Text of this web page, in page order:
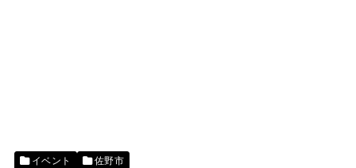
イベント 佐野市